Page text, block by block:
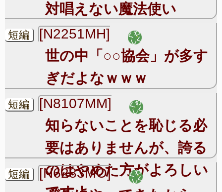
対唱えない魔法使い
短編 [N2251MH]
世の中「○○協会」が多す
ぎだよなｗｗｗ
短編 [N8107MM]
知らないことを恥じる必
要はありませんが、誇る
のはやめた方がよろしい
短編 [N6283MO]